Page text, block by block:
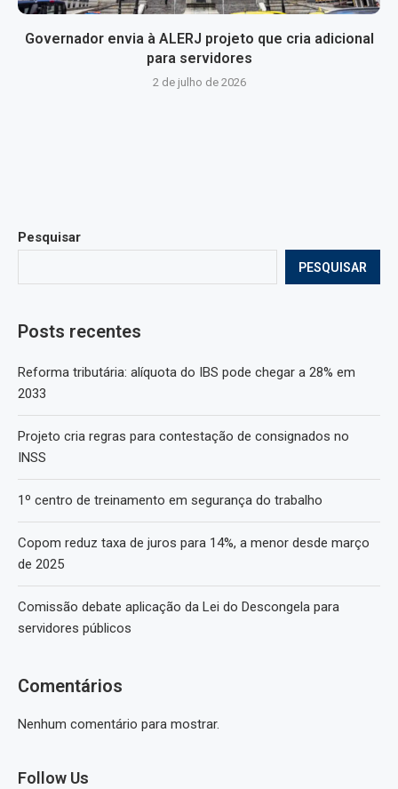
Governador envia à ALERJ projeto que cria adicional
para servidores
2 de julho de 2026
Pesquisar
PESQUISAR
Posts recentes
Reforma tributária: alíquota do IBS pode chegar a 28% em
2033
Projeto cria regras para contestação de consignados no
INSS
1º centro de treinamento em segurança do trabalho
Copom reduz taxa de juros para 14%, a menor desde março
de 2025
Comissão debate aplicação da Lei do Descongela para
servidores públicos
Comentários
Nenhum comentário para mostrar.
Follow Us